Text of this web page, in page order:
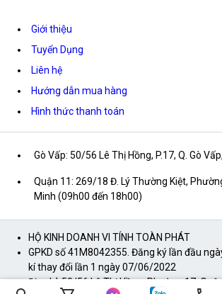
Giới thiệu
Tuyển Dụng
Liên hệ
Hướng dẫn mua hàng
Hình thức thanh toán
Gò Vấp: 50/56 Lê Thị Hồng, P.17, Q. Gò
Quận 11: 269/18 Đ. Lý Thường Kiệt,
Minh (09h00 đến 18h00)
HỘ KINH DOANH VI TÍNH TOÀN PHÁT
GPKD số 41M8042355. Đăng ký lần đầu
kí thay đổi lần 1 ngày 07/06/2022
Địa chỉ: 50/56 Lê Thị Hồng, Phường 17,